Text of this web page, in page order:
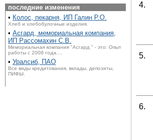
последние изменения
• Колос, пекарня, ИП Галин Р.О.
Хлеб и хлебобулочные изделия.
• Асгард, мемориальная компания,
ИП Рассомахин С.В.
Мемориальная компания "Асгард " - это: Опыт
работы с 2006 года....
• Уралсиб, ПАО
Все виды кредитования, вклады, депозиты,
ПИФЫ.
4.
5.
6.